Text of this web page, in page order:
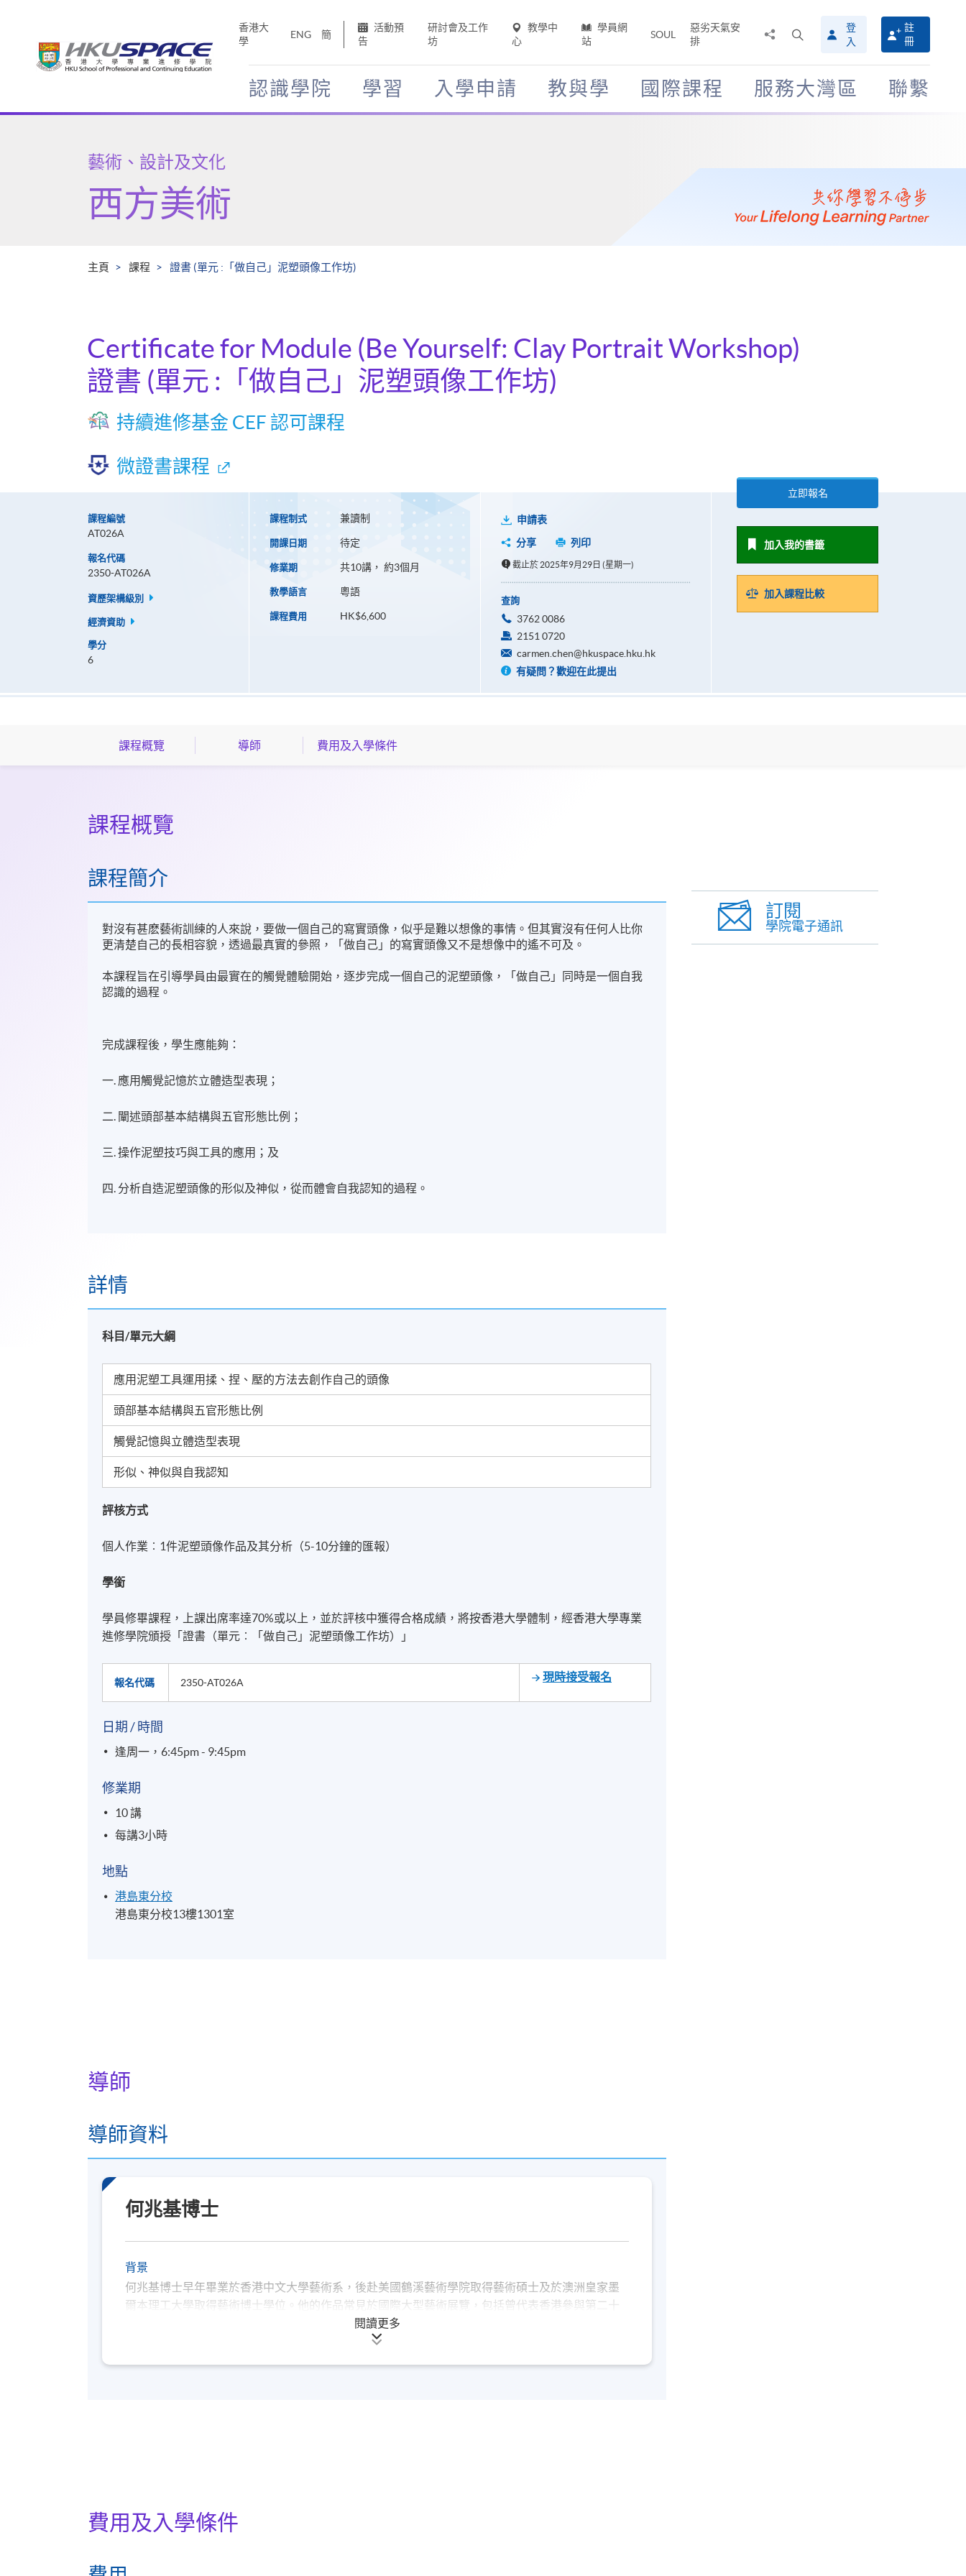
香港大
學
ENG 簡
活動預
告
研討會及工作
坊
教學中
心
學員網
站
SOUL
惡劣天氣安
排
搜
尋
介
面
登
入
註
冊
認識學院 學習 入學申請 教與學 國際課程 服務大灣區 聯繫
Main
藝術、設計及文化
西方美術
主頁 課程 證書 (單元 :「做自己」泥塑頭像工作坊)
Certificate for Module (Be Yourself: Clay Portrait Workshop)
證書 (單元 :「做自己」泥塑頭像工作坊)
持續進修基金 CEF 認可課程
微證書課程
課程編號
AT026A
報名代碼
2350-AT026A
資歷架構級別
經濟資助
學分
6
課程制式 兼讀制
開課日期 待定
修業期 共10講， 約3個月
教學語言 粵語
課程費用 HK$6,600
申請表
分享
列印
截止於 2025年9月29日 (星期一)
查詢
3762 0086
2151 0720
carmen.chen@hkuspace.hku.hk
有疑問？歡迎在此提出
立即報名
加入我的書籤
加入課程比較
課程概覽 導師 費用及入學條件
課程概覽
課程簡介
對沒有甚麽藝術訓練的人來說，要做一個自己的寫實頭像，似乎是難以想像的事情。但其實沒有任何人比你
更清楚自己的長相容貌，透過最真實的參照，「做自己」的寫實頭像又不是想像中的遙不可及。
本課程旨在引導學員由最實在的觸覺體驗開始，逐步完成一個自己的泥塑頭像，「做自己」同時是一個自我
認識的過程。
完成課程後，學生應能夠：
一. 應用觸覺記憶於立體造型表現；
二. 闡述頭部基本結構與五官形態比例；
三. 操作泥塑技巧與工具的應用；及
四. 分析自造泥塑頭像的形似及神似，從而體會自我認知的過程。
詳情
科目/單元大綱
應用泥塑工具運用揉、捏、壓的方法去創作自己的頭像
頭部基本結構與五官形態比例
觸覺記憶與立體造型表現
形似、神似與自我認知
評核方式
個人作業︰1件泥塑頭像作品及其分析（5-10分鐘的匯報）
學銜
學員修畢課程，上課出席率達70%或以上，並於評核中獲得合格成績，將按香港大學體制，經香港大學專業
進修學院頒授「證書（單元︰「做自己」泥塑頭像工作坊）」
報名代碼 2350-AT026A 現時接受報名
日期 / 時間
逢周一，6:45pm - 9:45pm
修業期
10 講
每講3小時
地點
港島東分校
港島東分校13樓1301室
導師
導師資料
何兆基博士
背景
何兆基博士早年畢業於香港中文大學藝術系，後赴美國鶴溪藝術學院取得藝術碩士及於澳洲皇家墨
爾本理工大學取得藝術博士學位。他的作品常見於國際大型藝術展覽，包括曾代表香港參與第二十
三屆巴西聖保羅國際雙年展(1996)及第四十九屆威尼斯雙年展(2001)。何氏退休前先後任職香港藝術
中心藝術學院學術總監、香港浸會大學視覺藝術院副教授兼碩士課程總監及香港中文大學藝術系副
閱讀更多
費用及入學條件
訂閱
學院電子通訊